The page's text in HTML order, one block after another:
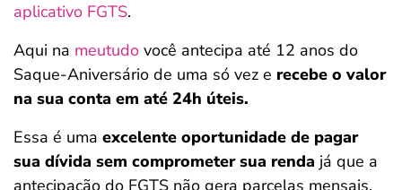
aplicativo FGTS.
Aqui na meutudo você antecipa até 12 anos do
Saque-Aniversário de uma só vez e recebe o valor
na sua conta em até 24h úteis.
Essa é uma excelente oportunidade de pagar
sua dívida sem comprometer sua renda já que a
antecipação do FGTS não gera parcelas mensais.